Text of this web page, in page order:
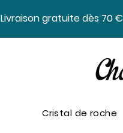
​Livraison gratuite dès 70
Cristal de roche